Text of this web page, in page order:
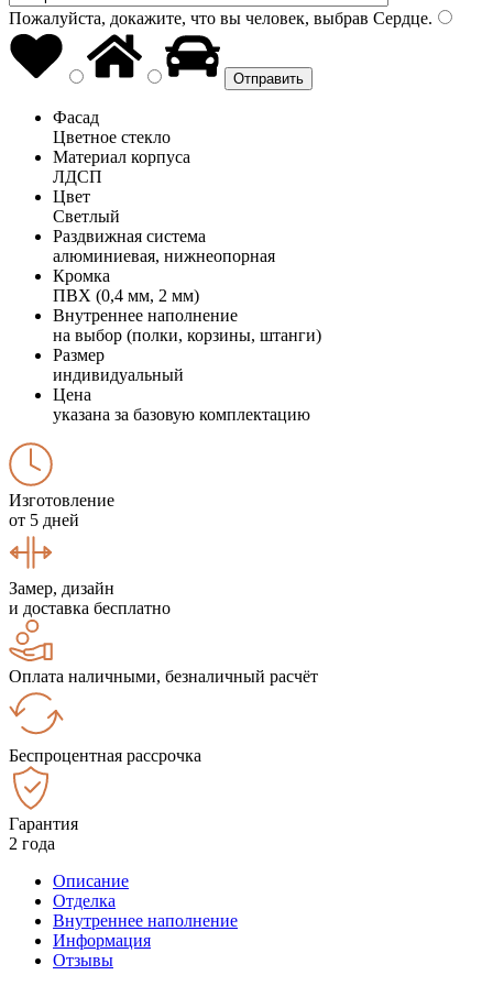
Пожалуйста, докажите, что вы человек, выбрав Сердце.
Фасад
Цветное стекло
Материал корпуса
ЛДСП
Цвет
Светлый
Раздвижная система
алюминиевая, нижнеопорная
Кромка
ПВХ (0,4 мм, 2 мм)
Внутреннее наполнение
на выбор (полки, корзины, штанги)
Размер
индивидуальный
Цена
указана за базовую комплектацию
Изготовление
от 5 дней
Замер, дизайн
и доставка бесплатно
Оплата наличными, безналичный расчёт
Беспроцентная рассрочка
Гарантия
2 года
Описание
Отделка
Внутреннее наполнение
Информация
Отзывы